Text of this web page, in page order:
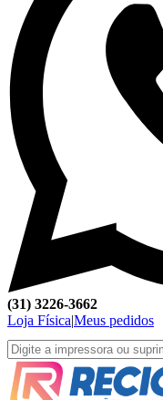
(31) 3226-3662
Loja Física|Meus pedidos